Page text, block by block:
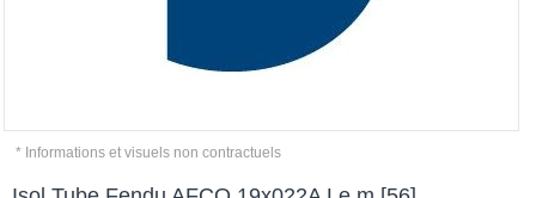
* Informations et visuels non contractuels